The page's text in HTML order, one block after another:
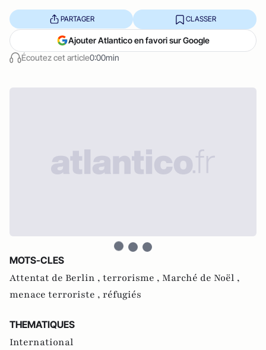
Écoutez cet article0:00min
PARTAGER CLASSER
Ajouter Atlantico en favori sur Google
MOTS-CLES
Attentat de Berlin , terrorisme , Marché de Noël ,
menace terroriste , réfugiés
THEMATIQUES
International